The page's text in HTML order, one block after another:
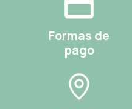
Formas de
pago